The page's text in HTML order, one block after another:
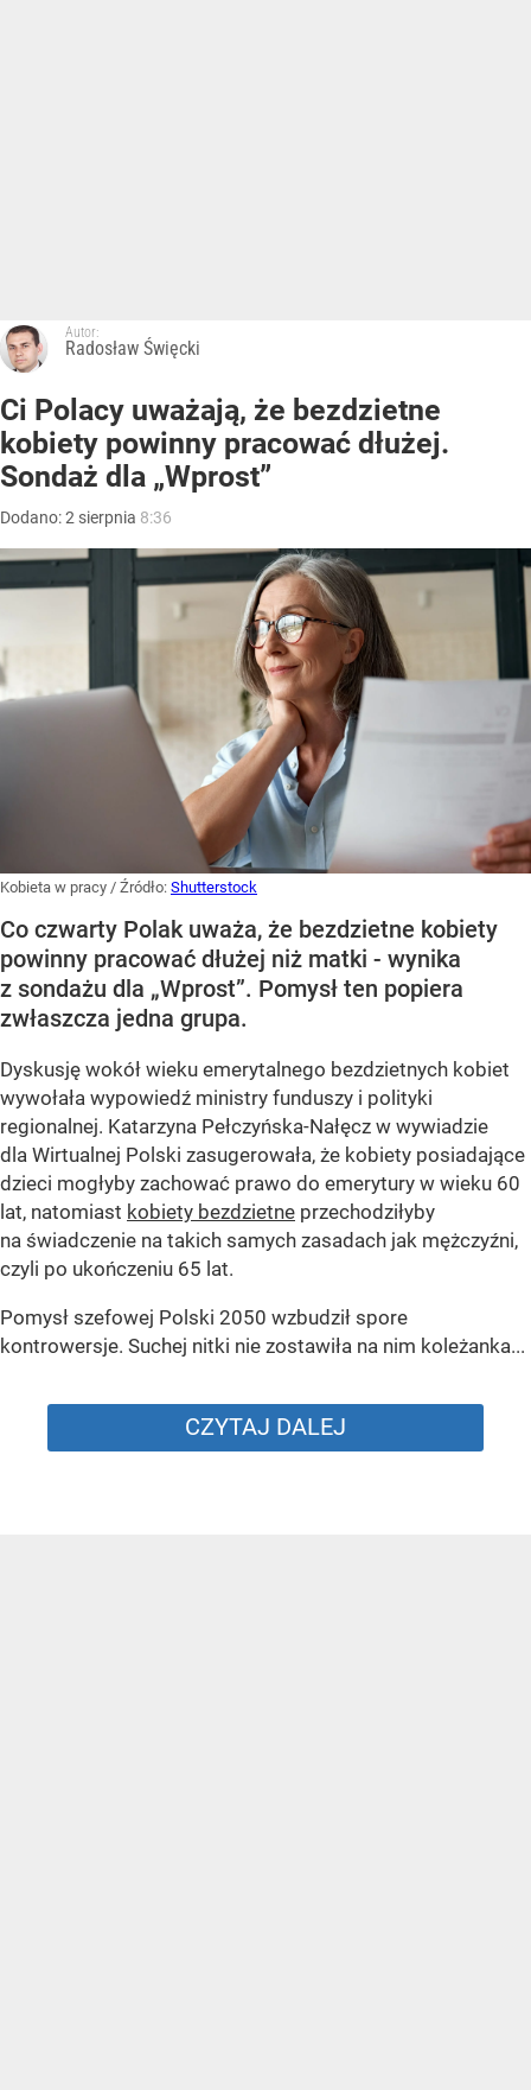
Autor:
Radosław Święcki
Ci Polacy uważają, że bezdzietne
kobiety powinny pracować dłużej.
Sondaż dla „Wprost”
Dodano:2 sierpnia 8:36
Kobieta w pracy / Źródło: Shutterstock
Co czwarty Polak uważa, że bezdzietne kobiety
powinny pracować dłużej niż matki - wynika
z sondażu dla „Wprost”. Pomysł ten popiera
zwłaszcza jedna grupa.
Dyskusję wokół wieku emerytalnego bezdzietnych kobiet
wywołała wypowiedź ministry funduszy i polityki
regionalnej. Katarzyna Pełczyńska-Nałęcz w wywiadzie
dla Wirtualnej Polski zasugerowała, że kobiety posiadające
dzieci mogłyby zachować prawo do emerytury w wieku 60
lat, natomiast kobiety bezdzietne przechodziłyby
na świadczenie na takich samych zasadach jak mężczyźni,
czyli po ukończeniu 65 lat.
Pomysł szefowej Polski 2050 wzbudził spore
kontrowersje. Suchej nitki nie zostawiła na nim koleżanka...
CZYTAJ DALEJ